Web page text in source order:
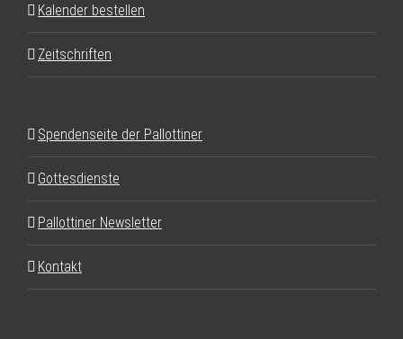
Kalender bestellen
Zeitschriften
Spendenseite der Pallottiner
Gottesdienste
Pallottiner Newsletter
Kontakt